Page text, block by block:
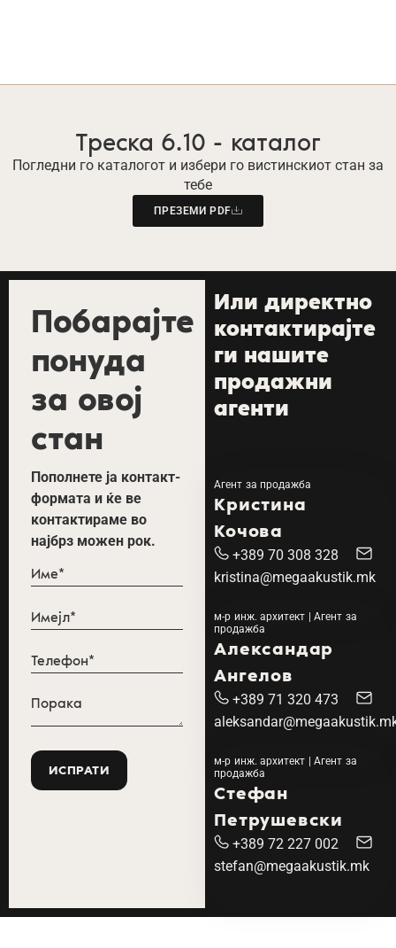
Треска 6.10 - каталог
Погледни го каталогот и избери го вистинскиот стан за
тебе
ПРЕЗЕМИ PDF
Побарајте
понуда
за овој
стан
Пополнете ја контакт-
формата и ќе ве
контактираме во
најбрз можен рок.
Или директно
контактирајте
ги нашите
продажни
агенти
Агент за продажба
Кристина
Кочова
+389 70 308 328
kristina@megaakustik.mk
м-р инж. архитект | Агент за
продажба
Александар
Ангелов
+389 71 320 473
м-р инж. архитект | Агент за
продажба
Стефан
Петрушевски
+389 72 227 002
stefan@megaakustik.mk